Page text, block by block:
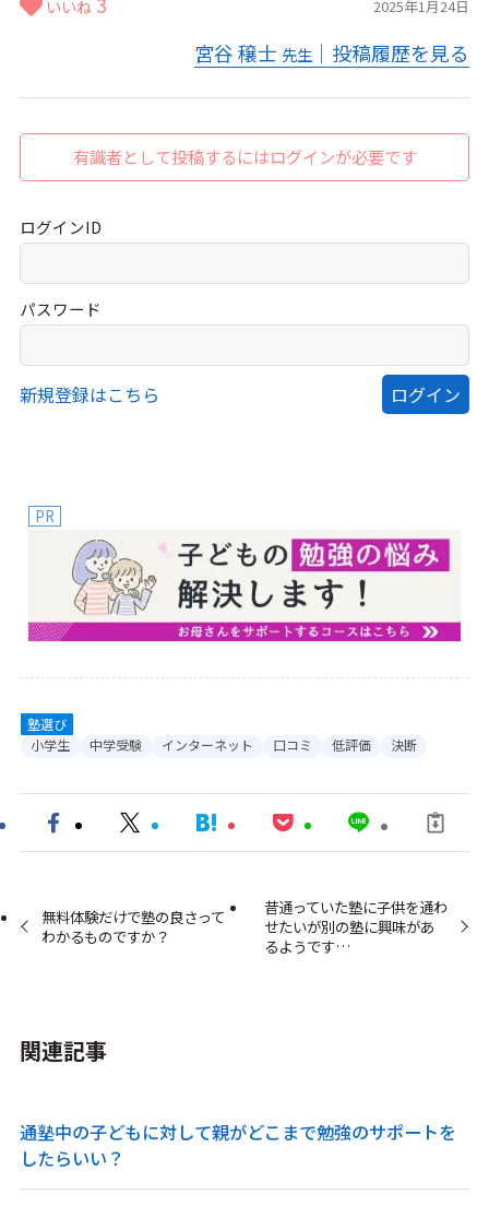
2025年1月24日
いいね
宮谷 穣士 先生 ｜投稿履歴を見る
有識者として投稿するにはログインが必要です
ログインID
パスワード
新規登録はこちら
PR
塾選び
小学生
中学受験 インターネット 口コミ 低評価 決断
無料体験だけで塾の良さって
わかるものですか？
昔通っていた塾に子供を通わ
せたいが別の塾に興味があ
るようです…
関連記事
通塾中の子どもに対して親がどこまで勉強のサポートを
したらいい？